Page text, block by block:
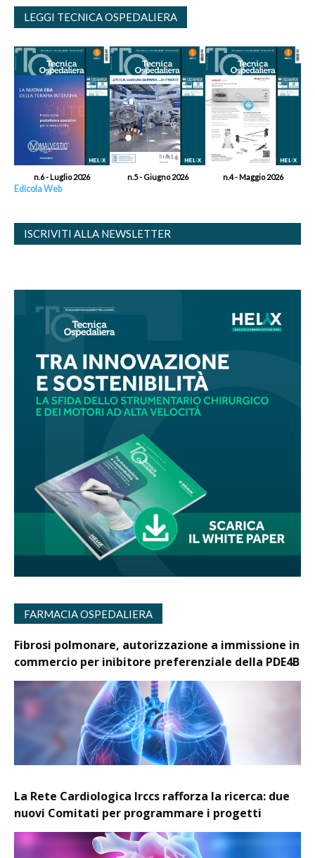
LEGGI TECNICA OSPEDALIERA
n.6 - Luglio 2026 n.5 - Giugno 2026 n.4 - Maggio 2026
Edicola Web
ISCRIVITI ALLA NEWSLETTER
FARMACIA OSPEDALIERA
Fibrosi polmonare, autorizzazione a immissione in
commercio per inibitore preferenziale della PDE4B
La Rete Cardiologica Irccs rafforza la ricerca: due
nuovi Comitati per programmare i progetti